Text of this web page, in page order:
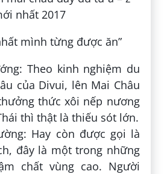
mình từng được ăn”
Theo kinh nghiệm du
của Divui, lên Mai Châu
thức xôi nếp nương
thì thật là thiếu sót lớn.
Hay còn được gọi là
đây là một trong những
chất vùng cao. Người